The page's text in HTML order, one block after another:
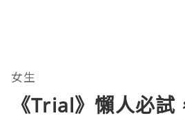
女生
《Trial》懶人必